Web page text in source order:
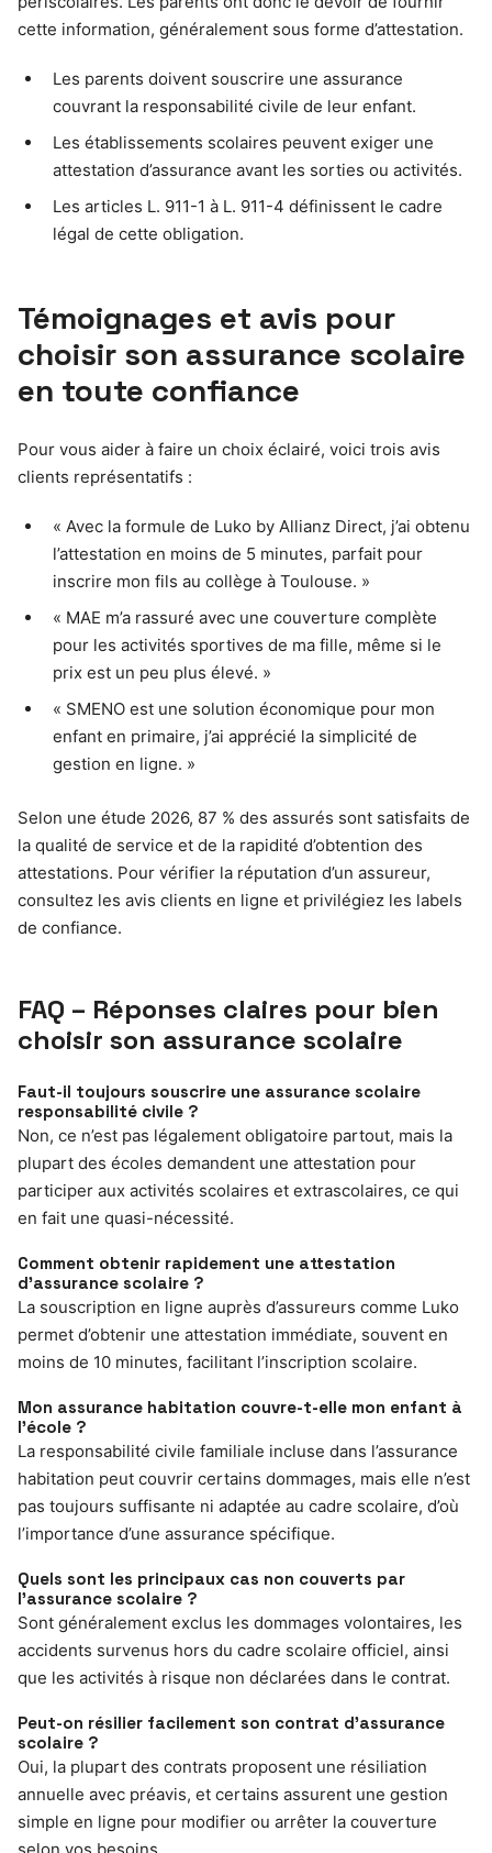
cette information, généralement sous forme d’attestation.
Les parents doivent souscrire une assurance
couvrant la responsabilité civile de leur enfant.
Les établissements scolaires peuvent exiger une
attestation d’assurance avant les sorties ou activités.
Les articles L. 911-1 à L. 911-4 définissent le cadre
légal de cette obligation.
Témoignages et avis pour
choisir son assurance scolaire
en toute confiance
Pour vous aider à faire un choix éclairé, voici trois avis
clients représentatifs :
« Avec la formule de Luko by Allianz Direct, j’ai obtenu
l’attestation en moins de 5 minutes, parfait pour
inscrire mon fils au collège à Toulouse. »
« MAE m’a rassuré avec une couverture complète
pour les activités sportives de ma fille, même si le
prix est un peu plus élevé. »
« SMENO est une solution économique pour mon
enfant en primaire, j’ai apprécié la simplicité de
gestion en ligne. »
Selon une étude 2026, 87 % des assurés sont satisfaits de
la qualité de service et de la rapidité d’obtention des
attestations. Pour vérifier la réputation d’un assureur,
consultez les avis clients en ligne et privilégiez les labels
de confiance.
FAQ – Réponses claires pour bien
choisir son assurance scolaire
Faut-il toujours souscrire une assurance scolaire
responsabilité civile ?
Non, ce n’est pas légalement obligatoire partout, mais la
plupart des écoles demandent une attestation pour
participer aux activités scolaires et extrascolaires, ce qui
en fait une quasi-nécessité.
Comment obtenir rapidement une attestation
d’assurance scolaire ?
La souscription en ligne auprès d’assureurs comme Luko
permet d’obtenir une attestation immédiate, souvent en
moins de 10 minutes, facilitant l’inscription scolaire.
Mon assurance habitation couvre-t-elle mon enfant à
l’école ?
La responsabilité civile familiale incluse dans l’assurance
habitation peut couvrir certains dommages, mais elle n’est
pas toujours suffisante ni adaptée au cadre scolaire, d’où
l’importance d’une assurance spécifique.
Quels sont les principaux cas non couverts par
l’assurance scolaire ?
Sont généralement exclus les dommages volontaires, les
accidents survenus hors du cadre scolaire officiel, ainsi
que les activités à risque non déclarées dans le contrat.
Peut-on résilier facilement son contrat d’assurance
scolaire ?
Oui, la plupart des contrats proposent une résiliation
annuelle avec préavis, et certains assurent une gestion
simple en ligne pour modifier ou arrêter la couverture